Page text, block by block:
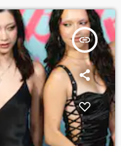
insert_link